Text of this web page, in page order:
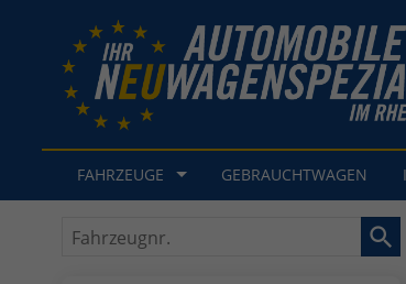
FAHRZEUGE GEBRAUCHTWAGEN
Fahrzeugnr.